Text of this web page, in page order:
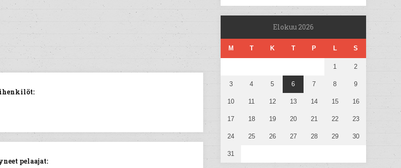
pelaajat:
Elokuu 2026
M T K T P L S
1 2
3 4 5 6 7 8 9
10 11 12 13 14 15 16
17 18 19 20 21 22 23
24 25 26 27 28 29 30
31